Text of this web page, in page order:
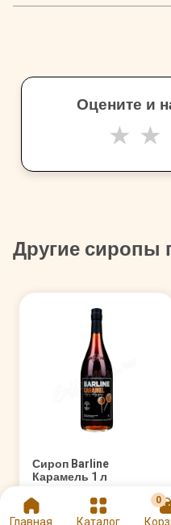
Главная Каталог
0
Оцените и
★ ★
Другие сиропы
Сироп Barline
Карамель 1 л
Арт. 00002997